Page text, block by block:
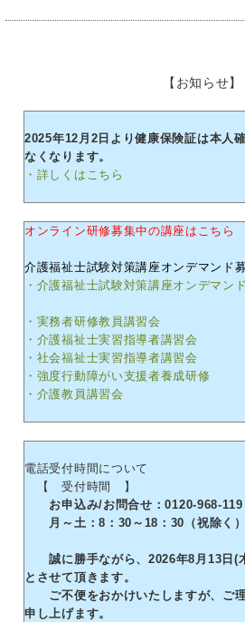
【お知らせ】
2025年12月2日より健康保険証は本人
なくなります。
・詳しくはこちら
オンライン研修募集中の講座はこちら
介護福祉士試験対策講座オンデマンド
・介護福祉士試験対策講座オンデマンド
・実務者研修教員講習会
・介護福祉士実習指導者講習会
・社会福祉士実習指導者講習会
・強度行動障がい支援者養成研修
・介護教員講習会
電話受付時間について
【 受付時間 】
お申込み/お問合せ：0120-968-119
月～土：8：30～18：30（祝除く
誠に勝手ながら、2026年8月13日(
とさせて頂きます。
ご不便をおかけいたしますが、ご
申し上げます。